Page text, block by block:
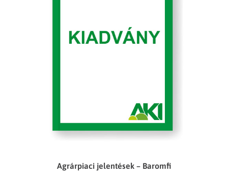
Agrárpiaci jelentések – Baromfi